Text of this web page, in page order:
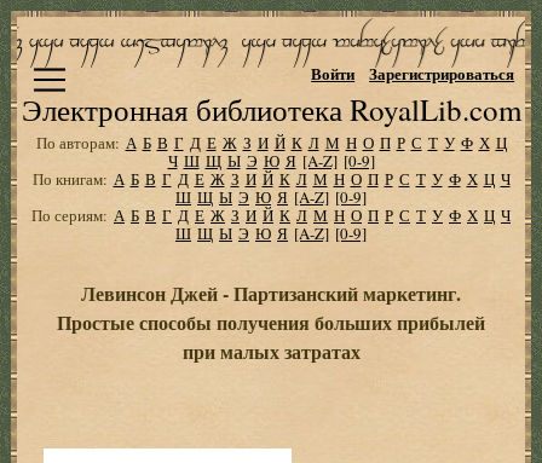
Электронная библиотека RoyalLib.com
Войти Зарегистрироваться
По авторам: А Б В Г Д Е Ж З И Й К Л М Н О П Р С Т У Ф Х Ц
Ч Ш Щ Ы Э Ю Я [A-Z] [0-9]
По книгам: А Б В Г Д Е Ж З И Й К Л М Н О П Р С Т У Ф Х Ц Ч
Ш Щ Ы Э Ю Я [A-Z] [0-9]
По сериям: А Б В Г Д Е Ж З И Й К Л М Н О П Р С Т У Ф Х Ц Ч
Ш Щ Ы Э Ю Я [A-Z] [0-9]
Левинсон Джей - Партизанский маркетинг.
Простые способы получения больших прибылей
при малых затратах